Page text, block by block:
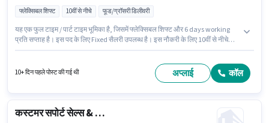
फ्लेक्सिबल शिफ्ट 10वीं से नीचे फूड/ग्रॉसरी डिलीवरी
यह एक फुल टाइम / पार्ट टाइम भूमिका है, जिसमें फ्लेक्सिबल शिफ्ट और 6 days working
प्रति सप्ताह है। इस पद के लिए Fixed सैलरी उपलब्ध है। इस नौकरी के लिए 10वीं से नीचे
पास टू-व्हीलर ड्राइविंग होना अनिवार्य है।
10+ दिन पहले पोस्ट की गई थी अप्लाई कॉल
कस्टमर सपोर्ट सेल्स & मार्केटिंग एग्जीक्यूटिव